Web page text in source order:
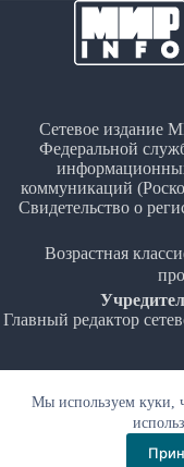
Мы используем куки,
Сетевое издание
Федеральной
коммуникаций
Свидетельство о
Возрастная
Главный редактор
© Все права